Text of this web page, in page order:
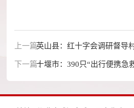
上一篇：英山县：红十字会调研督导
设
下一篇：十堰市：390只“出行便携急